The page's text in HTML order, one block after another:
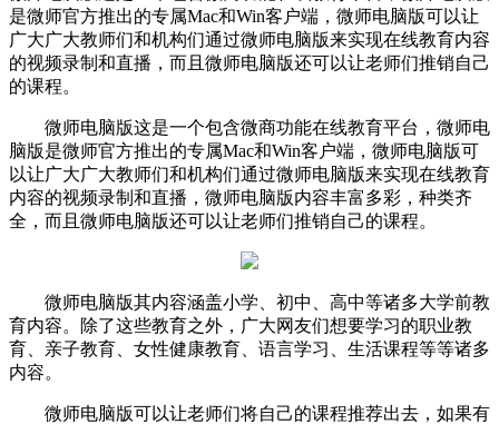
是微师官方推出的专属Mac和Win客户端，微师电脑版可以让
广大广大教师们和机构们通过微师电脑版来实现在线教育内容
的视频录制和直播，而且微师电脑版还可以让老师们推销自己
的课程。
微师电脑版这是一个包含微商功能在线教育平台，微师电
脑版是微师官方推出的专属Mac和Win客户端，微师电脑版可
以让广大广大教师们和机构们通过微师电脑版来实现在线教育
内容的视频录制和直播，微师电脑版内容丰富多彩，种类齐
全，而且微师电脑版还可以让老师们推销自己的课程。
微师电脑版其内容涵盖小学、初中、高中等诸多大学前教
育内容。除了这些教育之外，广大网友们想要学习的职业教
育、亲子教育、女性健康教育、语言学习、生活课程等等诸多
内容。
微师电脑版可以让老师们将自己的课程推荐出去，如果有